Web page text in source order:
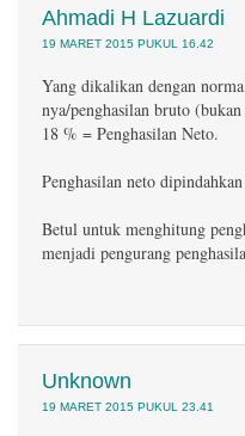
Ahmadi H Lazuardi
19 MARET 2015 PUKUL 16.42
Yang dikalikan dengan
nya/penghasilan bruto
18 % = Penghasilan Neto.
Penghasilan neto
Betul untuk menghitung
menjadi pengurang
Unknown
19 MARET 2015 PUKUL 23.41